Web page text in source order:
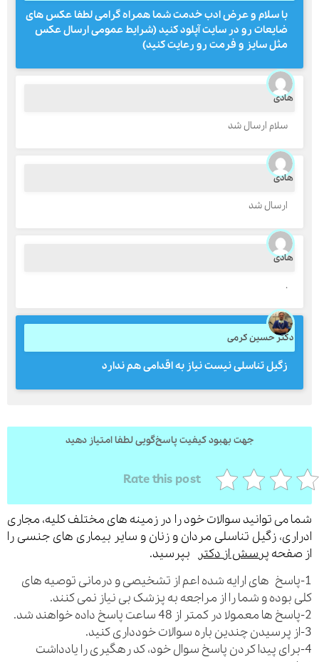
با سلام و عرض ادب خدمت شما همراه گرامی لطفا عکس های
ضایعات رو در سایت آپلود کنید (شرایط عمومی ارسال عکس
مثل سایز و فرمت رو رعایت کنید)
سلام ارسال شد
ارسال شد
دکتر حسین کرمی
زگیل تناسلی نیست نیاز به اقدامی هم ندارد
جهت بهبود کیفیت پاسخ‌گویی لطفا امتیاز دهید
Rate this post
توانید سوالات خود را در زمینه های مختلف کلیه، مجاری
زگیل تناسلی مردان و زنان و سایر بیماری های جنسی را
پرسش از دکتربپرسید.
های ارایه شده اعم از تشخیصی و درمانی توصیه های
و شما را از مراجعه به پزشک بی نیاز نمی کنند.
پیدا کردن پاسخ سوال خود، کد رهگیری را یادداشت
قدرت گرفته از